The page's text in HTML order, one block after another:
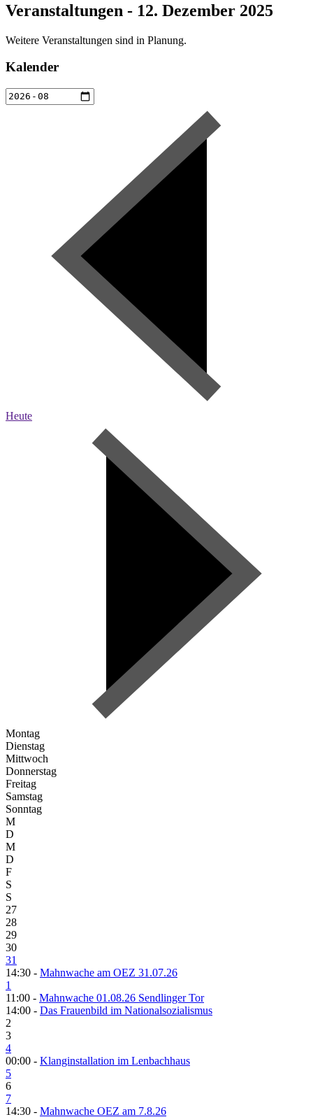
Veranstaltungen - 12. Dezember 2025
Weitere Veranstaltungen sind in Planung.
Kalender
Heute
Montag
Dienstag
Mittwoch
Donnerstag
Freitag
Samstag
Sonntag
M
D
M
D
F
S
S
27
28
29
30
31
14:30 - Mahnwache am OEZ 31.07.26
1
11:00 - Mahnwache 01.08.26 Sendlinger Tor
14:00 - Das Frauenbild im Nationalsozialismus
2
3
4
00:00 - Klanginstallation im Lenbachhaus
5
6
7
14:30 - Mahnwache OEZ am 7.8.26